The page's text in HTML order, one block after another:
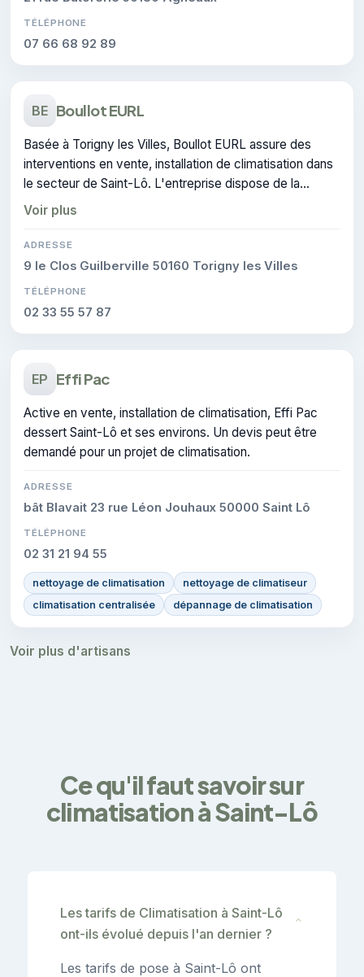
TÉLÉPHONE
07 66 68 92 89
BE Boullot EURL
Basée à Torigny les Villes, Boullot EURL assure des
interventions en vente, installation de climatisation dans
le secteur de Saint-Lô. L'entreprise dispose de la
certification CERTIFIE.
Voir plus
ADRESSE
9 le Clos Guilberville 50160 Torigny les Villes
TÉLÉPHONE
02 33 55 57 87
EP Effi Pac
Active en vente, installation de climatisation, Effi Pac
dessert Saint-Lô et ses environs. Un devis peut être
demandé pour un projet de climatisation.
ADRESSE
bât Blavait 23 rue Léon Jouhaux 50000 Saint Lô
TÉLÉPHONE
02 31 21 94 55
nettoyage de climatisation
nettoyage de climatiseur
climatisation centralisée
dépannage de climatisation
Voir plus d'artisans
Ce qu'il faut savoir sur
climatisation à Saint-Lô
Les tarifs de Climatisation à Saint-Lô
ont-ils évolué depuis l'an dernier ?
⌄
Les tarifs de pose à Saint-Lô ont